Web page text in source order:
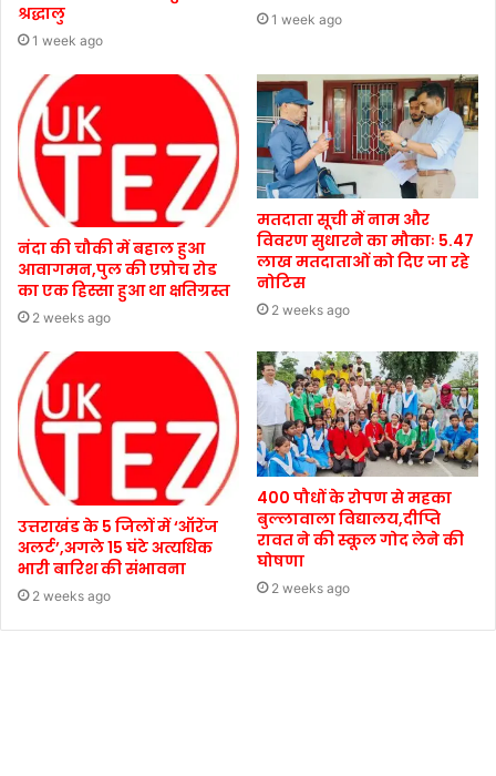
श्रद्धालु
1 week ago
1 week ago
नंदा की चौकी में बहाल हुआ
आवागमन,पुल की एप्रोच रोड
का एक हिस्सा हुआ था क्षतिग्रस्त
2 weeks ago
मतदाता सूची में नाम और
विवरण सुधारने का मौकाः 5.47
लाख मतदाताओं को दिए जा रहे
नोटिस
2 weeks ago
उत्तराखंड के 5 जिलों में ‘ऑरेंज
अलर्ट’,अगले 15 घंटे अत्यधिक
भारी बारिश की संभावना
2 weeks ago
400 पौधों के रोपण से महका
बुल्लावाला विद्यालय,दीप्ति
रावत ने की स्कूल गोद लेने की
घोषणा
2 weeks ago